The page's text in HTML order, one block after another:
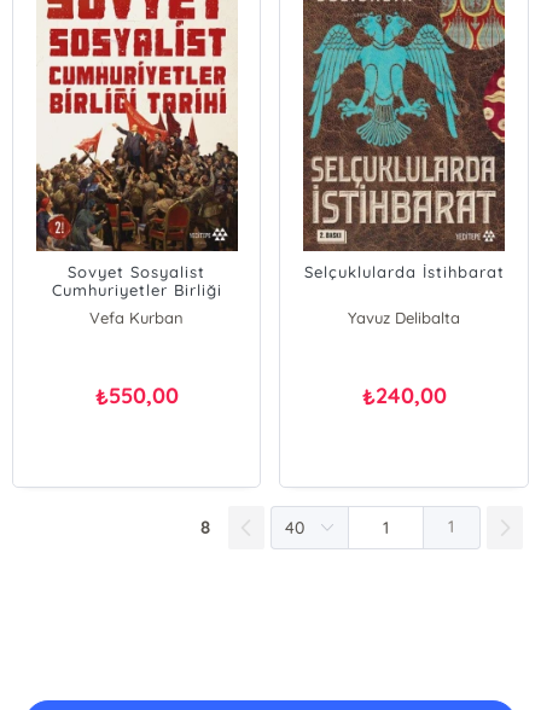
Sovyet Sosyalist
Cumhuriyetler Birliği
Tarihi
Vefa Kurban
₺550,00
Selçuklularda İstihbarat
Yavuz Delibalta
₺240,00
8 1